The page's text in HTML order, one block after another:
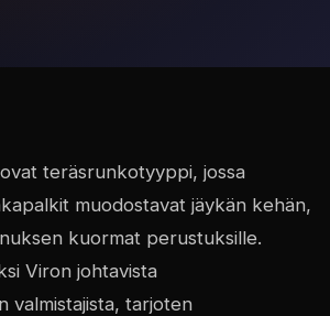
teräsrunkotyyppi, jossa
muodostavat jäykän kehän,
kuormat perustuksille.
Viron johtavista
valmistajista, tarjoten